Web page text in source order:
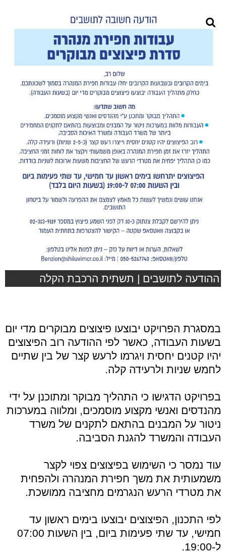
ההודעה לתושבים | תשתית הרכבת הקלה
במסגרת הפרויקט יבוצעו פיצוצים מבוקרים מדי יום
בשעות העבודה, כאשר לפי ההודעה רוב הפיצוצים
יהיו קטנים יחסית ויגרמו לרעש קצר של בין שתיים
לחמש שניות ולרעידה קלה.
בפרויקט הדגישו כי התהליך מבוקר ומתוכנן על ידי
מהנדסים ואנשי מקצוע מוסמכים, ומלווה במערכות
ניטור על המבנים בהתאם לתקנים של משרד
העבודה והמשרד להגנת הסביבה.
עוד נמסר כי השימוש בפיצוצים צפוי לקצר
משמעותית את משך חפירת המנהרה ולהפחית
את מטרדי הרעש הנגרמים מחציבה ממושכת.
לפי התכנון, הפיצוצים יבוצעו בימים ראשון עד
חמישי, עד שתי פעימות ביום, בין השעות 07:00
ל-19:00.